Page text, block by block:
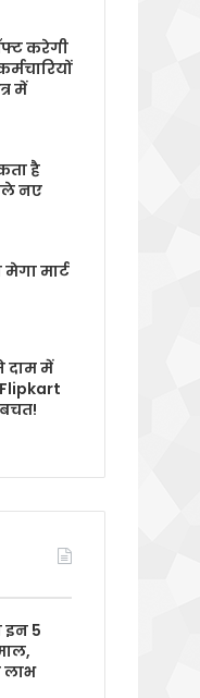
करेगी
में
है
नए
मार्ट
दाम में
इन 5
लाभ